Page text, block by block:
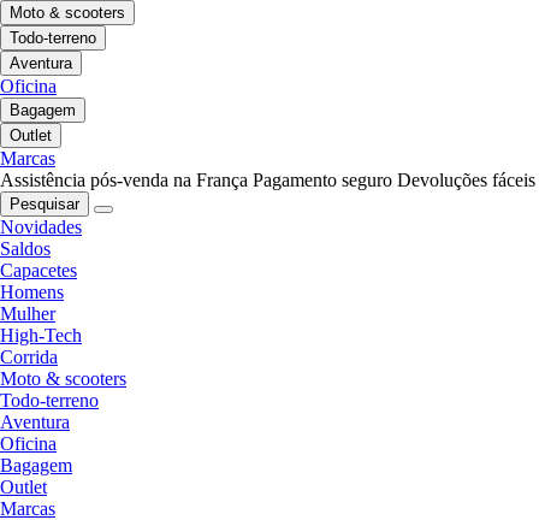
Moto & scooters
Todo-terreno
Aventura
Oficina
Bagagem
Outlet
Marcas
Assistência pós-venda na França Pagamento seguro Devoluções fáceis
Pesquisar
Novidades
Saldos
Capacetes
Homens
Mulher
High-Tech
Corrida
Moto & scooters
Todo-terreno
Aventura
Oficina
Bagagem
Outlet
Marcas